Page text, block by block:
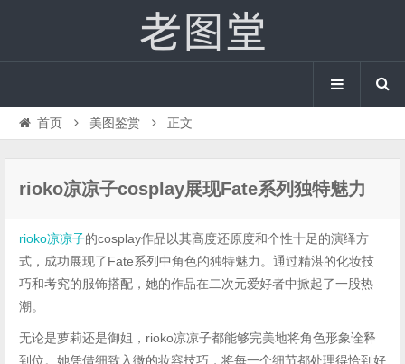
首页 美图鉴赏 正文
rioko凉凉子cosplay展现Fate系列独特魅力
rioko凉凉子的cosplay作品以其高度还原度和个性十足的演绎方
式，成功展现了Fate系列中角色的独特魅力。通过精湛的化妆技
巧和考究的服饰搭配，她的作品在二次元爱好者中掀起了一股热
潮。
无论是萝莉还是御姐，rioko凉凉子都能够完美地将角色形象诠释
到位。她凭借细致入微的妆容技巧，将每一个细节都处理得恰到好